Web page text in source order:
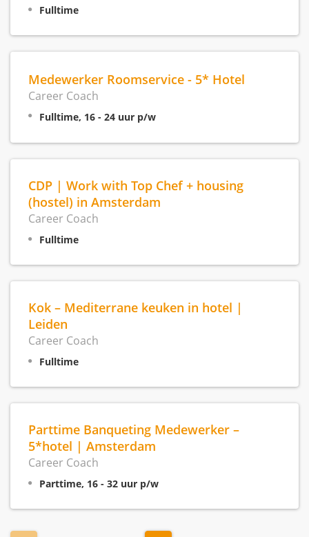
Fulltime
Medewerker Roomservice - 5* Hotel
Career Coach
Fulltime, 16 - 24 uur p/w
CDP | Work with Top Chef + housing
(hostel) in Amsterdam
Career Coach
Fulltime
Kok – Mediterrane keuken in hotel |
Leiden
Career Coach
Fulltime
Parttime Banqueting Medewerker –
5*hotel | Amsterdam
Career Coach
Parttime, 16 - 32 uur p/w